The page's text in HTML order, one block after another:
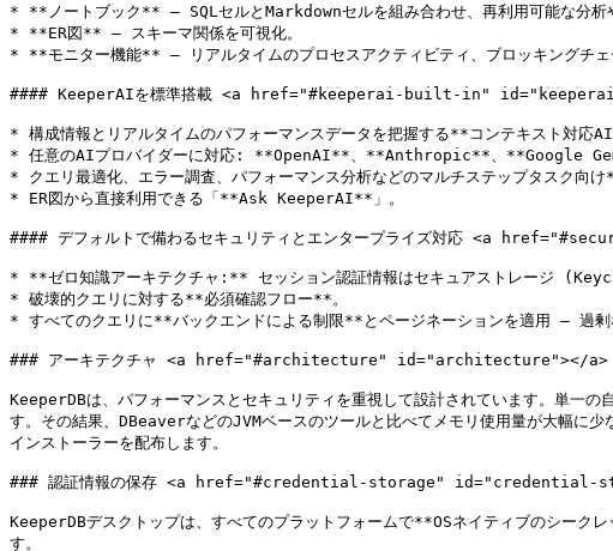
* **ノートブック** — SQLセルとMarkdownセルを組み合わせ、再利用可能な分析
* **ER図** — スキーマ関係を可視化。
* **モニター機能** — リアルタイムのプロセスアクティビティ、ブロッキングチェ
#### KeeperAIを標準搭載 <a href="#keeperai-built-in"
* 構成情報とリアルタイムのパフォーマンスデータを把握する**コンテキスト対応
* 任意のAIプロバイダーに対応: **OpenAI**、**Anthropic**、**Google
* クエリ最適化、エラー調査、パフォーマンス分析などのマルチステップタスク向
* ER図から直接利用できる「**Ask KeeperAI**」。
#### デフォルトで備わるセキュリティとエンタープライズ対応 <a
* **ゼロ知識アーキテクチャ:** セッション認証情報はセキュアストレージ
* 破壊的クエリに対する**必須確認フロー**。
* すべてのクエリに**バックエンドによる制限**とページネーションを適用 — 過剰
### アーキテクチャ <a href="#architecture" id="architecture"></a>
KeeperDBは、パフォーマンスとセキュリティを重視して設計されています。単一
す。その結果、DBeaverなどのJVMベースのツールと比べてメモリ使用量が大幅に
インストーラーを配布します。
### 認証情報の保存 <a href="#credential-storage" id="credential-
KeeperDBデスクトップは、すべてのプラットフォームで**OSネイティブのシ
す。